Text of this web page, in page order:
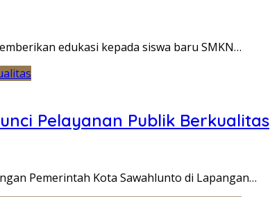
edukasi kepada siswa baru SMKN…
Pelayanan Publik Berkualitas
Pemerintah Kota Sawahlunto di Lapangan…